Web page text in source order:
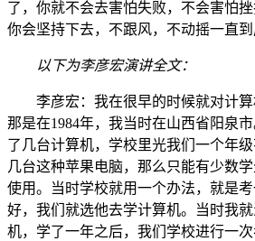
了，你就不会去害怕失败，不会害怕挫
你会坚持下去，不跟风，不动摇一直到
以下为李彦宏演讲全文：
李彦宏：我在很早的时候就对计算
那是在1984年，我当时在山西省阳泉
了几台计算机，学校里光我们一个年
几台这种苹果电脑，那么只能有少数
使用。当时学校就用一个办法，就是
好，我们就选他去学计算机。当时我
机，学了一年之后，我们学校进行一次